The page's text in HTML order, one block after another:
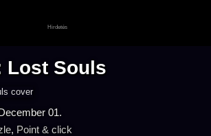
Lost Souls
01.
, Point & click